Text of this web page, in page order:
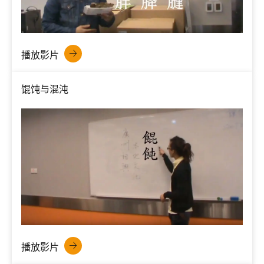
播放影片
馄饨与混沌
播放影片